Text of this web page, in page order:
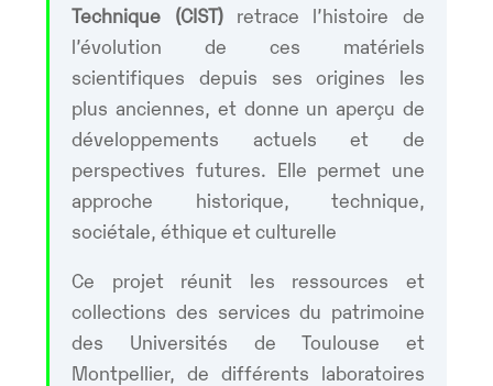
Technique (CIST)retrace l’histoire de
l’évolution de ces matériels
scientifiques depuis ses origines les
plus anciennes, et donne un aperçu de
développements actuels et de
perspectives futures. Elle permet une
approche historique, technique,
sociétale, éthique et culturelle
Ce projet réunit les ressources et
collections des services du patrimoine
des Universités de Toulouse et
Montpellier, de différents laboratoires